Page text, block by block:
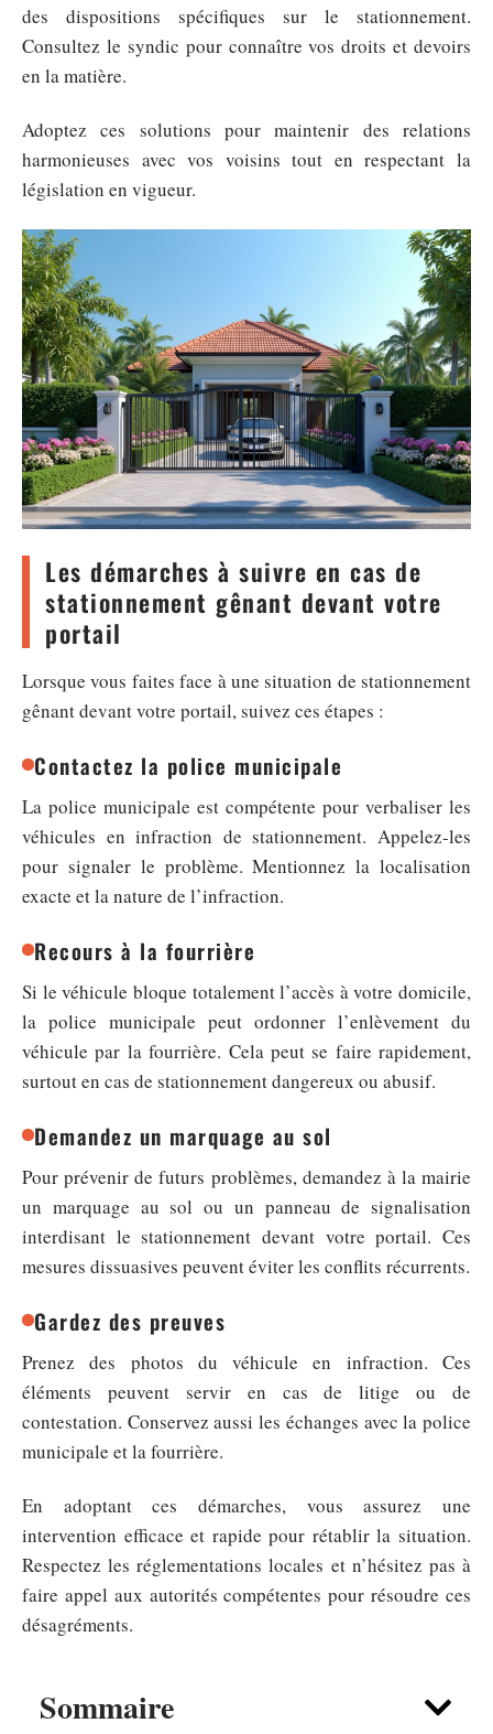
Sommaire
des dispositions spécifiques sur le stationnement.
Consultez le syndic pour connaître vos droits et devoirs
en la matière.
Adoptez ces solutions pour maintenir des relations
harmonieuses avec vos voisins tout en respectant la
législation en vigueur.
Les démarches à suivre en cas de
stationnement gênant devant votre
portail
Lorsque vous faites face à une situation de stationnement
gênant devant votre portail, suivez ces étapes :
Contactez la police municipale
La police municipale est compétente pour verbaliser les
véhicules en infraction de stationnement. Appelez-les
pour signaler le problème. Mentionnez la localisation
exacte et la nature de l’infraction.
Recours à la fourrière
Si le véhicule bloque totalement l’accès à votre domicile,
la police municipale peut ordonner l’enlèvement du
véhicule par la fourrière. Cela peut se faire rapidement,
surtout en cas de stationnement dangereux ou abusif.
Demandez un marquage au sol
Pour prévenir de futurs problèmes, demandez à la mairie
un marquage au sol ou un panneau de signalisation
interdisant le stationnement devant votre portail. Ces
mesures dissuasives peuvent éviter les conflits récurrents.
Gardez des preuves
Prenez des photos du véhicule en infraction. Ces
éléments peuvent servir en cas de litige ou de
contestation. Conservez aussi les échanges avec la police
municipale et la fourrière.
En adoptant ces démarches, vous assurez une
intervention efficace et rapide pour rétablir la situation.
Respectez les réglementations locales et n’hésitez pas à
faire appel aux autorités compétentes pour résoudre ces
désagréments.